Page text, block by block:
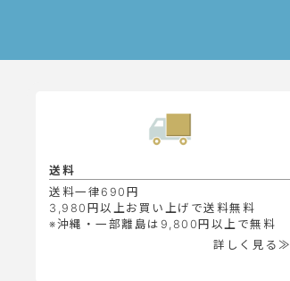
送料
送料一律690円
3,980円以上お買い上げで送料無料
※沖縄・一部離島は9,800円以上で無料
詳しく見る≫